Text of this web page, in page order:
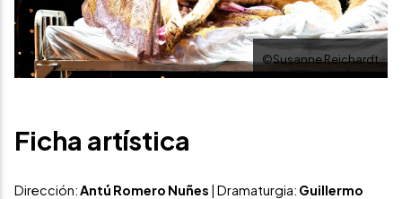
©Susanne Reichardt
Ficha artística
Dirección: Antú Romero Nuñes | Dramaturgia: Guillermo